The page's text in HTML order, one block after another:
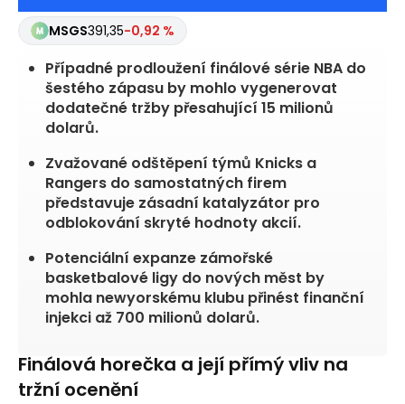
MSGS391,35-0,92 %
Případné prodloužení finálové série NBA do
šestého zápasu by mohlo vygenerovat
dodatečné tržby přesahující 15 milionů
dolarů.
Zvažované odštěpení týmů Knicks a
Rangers do samostatných firem
představuje zásadní katalyzátor pro
odblokování skryté hodnoty akcií.
Potenciální expanze zámořské
basketbalové ligy do nových měst by
mohla newyorskému klubu přinést finanční
injekci až 700 milionů dolarů.
Finálová horečka a její přímý vliv na
tržní ocenění